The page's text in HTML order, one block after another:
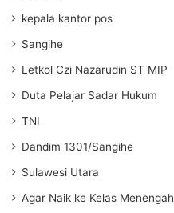
kepala kantor pos
Sangihe
Letkol Czi Nazarudin ST MIP
Duta Pelajar Sadar Hukum
TNI
Dandim 1301/Sangihe
Sulawesi Utara
Agar Naik ke Kelas Menengah